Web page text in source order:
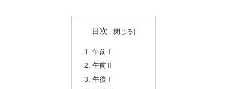
目次
午前Ⅰ
午前Ⅱ
午後Ⅰ